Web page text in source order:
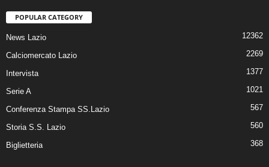
POPULAR CATEGORY
News Lazio 12362
Calciomercato Lazio 2269
Intervista 1377
Serie A 1021
Conferenza Stampa SS.Lazio 567
Storia S.S. Lazio 560
Biglietteria 368